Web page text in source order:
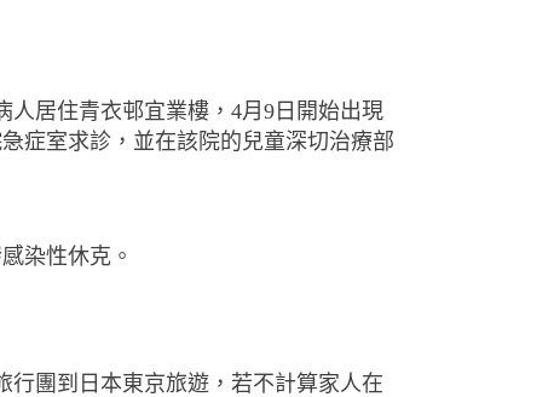
人居住青衣邨宜業樓， 4月 9 日開始出現
症室求診，並在該院的兒童深切治療部
染性休克。
行團到日本東京旅遊，若不計算家人在